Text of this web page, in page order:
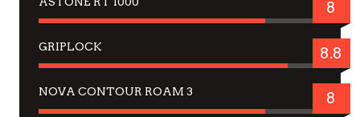
8
GRIPLOCK 8.8
NOVA CONTOUR ROAM 3 8